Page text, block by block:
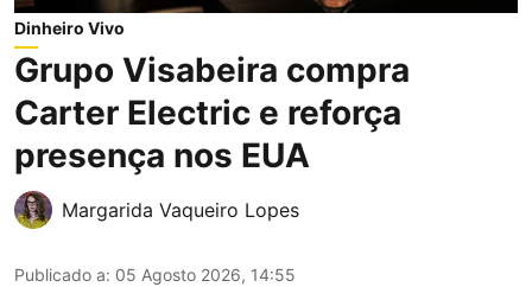
Dinheiro Vivo
Grupo Visabeira compra
Carter Electric e reforça
presença nos EUA
Margarida Vaqueiro Lopes
Publicado a: 05 Agosto 2026, 14:55